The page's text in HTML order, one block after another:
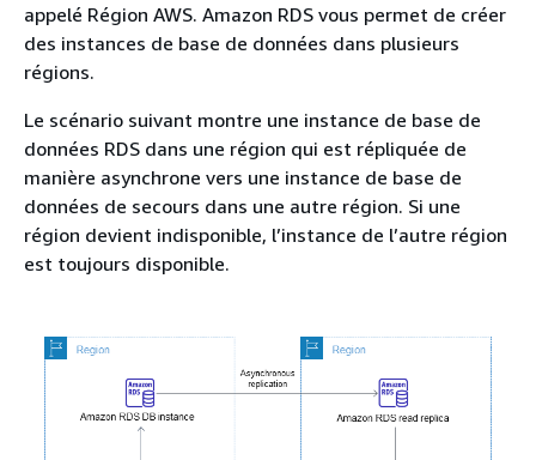
appelé Région AWS. Amazon RDS vous permet de créer
des instances de base de données dans plusieurs
régions.
Le scénario suivant montre une instance de base de
données RDS dans une région qui est répliquée de
manière asynchrone vers une instance de base de
données de secours dans une autre région. Si une
région devient indisponible, l’instance de l’autre région
est toujours disponible.